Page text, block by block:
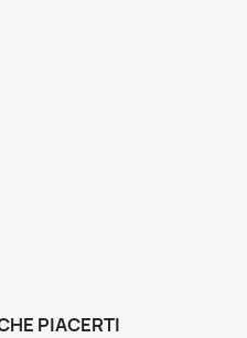
PIACERTI